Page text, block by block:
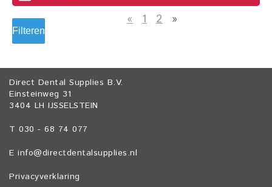
Filteren
« 1 2 »
Direct Dental Supplies B.V.
Einsteinweg 31
3404 LH IJSSELSTEIN
T 030 - 68 74 077
E info@directdentalsupplies.nl
Privacyverklaring